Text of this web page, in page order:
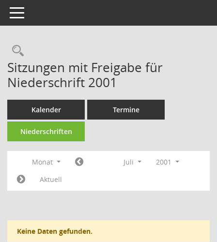
Toggle navigation
Rechercheauswahl
Sitzungen mit Freigabe für
Niederschrift 2001
Kalender Termine
Niederschriften
Monat Juli
2001
Aktuell
Keine Daten gefunden.